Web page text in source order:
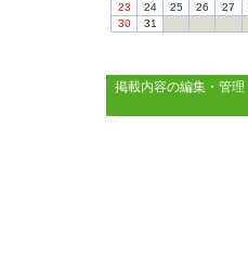
23
24 25 26 27
30
31
掲載内容の編集・管理